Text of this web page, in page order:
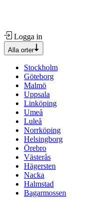
Logga in
Alla orter
Stockholm
Göteborg
Malmö
Uppsala
Linköping
Umeå
Luleå
Norrköping
Helsingborg
Örebro
Västerås
Hägersten
Nacka
Halmstad
Bagarmossen